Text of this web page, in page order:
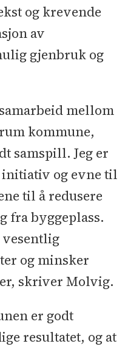
og krevende
av
gjenbruk og
mellom
kommune,
samspill. Jeg er
og evne til
til å redusere
fra byggeplass.
og minsker
skriver Molvig.
er godt
resultatet, og at